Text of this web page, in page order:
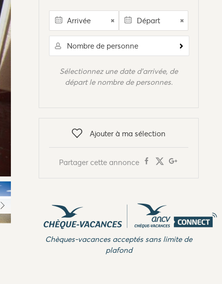
Nombre de personne
Sélectionnez une date d'arrivée, de
départ le nombre de personnes.
Ajouter à ma sélection
Partager cette annonce
Chèques-vacances acceptés sans limite de
plafond